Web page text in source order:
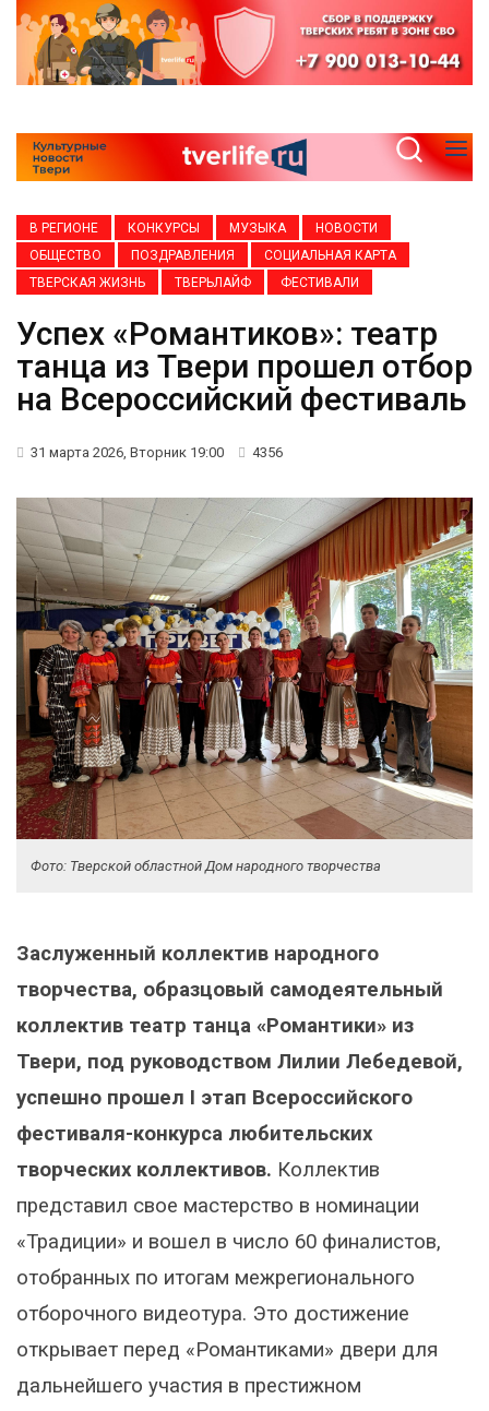
В РЕГИОНЕ КОНКУРСЫ МУЗЫКА
НОВОСТИ
ОБЩЕСТВО
ПОЗДРАВЛЕНИЯ
СОЦИАЛЬНАЯ КАРТА
ТВЕРСКАЯ ЖИЗНЬ
ТВЕРЬЛАЙФ ФЕСТИВАЛИ
Успех «Романтиков»: театр
танца из Твери прошел отбор
на Всероссийский фестиваль
31 марта 2026, Вторник 19:00 4356
Фото: Тверской областной Дом народного творчества
Заслуженный коллектив народного
творчества, образцовый самодеятельный
коллектив театр танца «Романтики» из
Твери, под руководством Лилии Лебедевой,
успешно прошел I этап Всероссийского
фестиваля-конкурса любительских
творческих коллективов. Коллектив
представил свое мастерство в номинации
«Традиции» и вошел в число 60 финалистов,
отобранных по итогам межрегионального
отборочного видеотура. Это достижение
открывает перед «Романтиками» двери для
дальнейшего участия в престижном